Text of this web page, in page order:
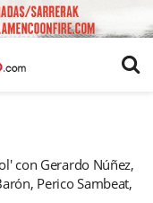
con Gerardo Núñez,
Perico Sambeat,